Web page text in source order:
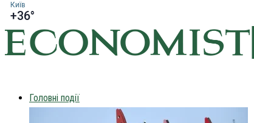
Київ
+36°
Головні події